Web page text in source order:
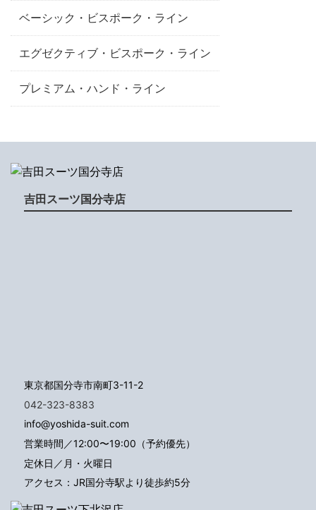
ベーシック・ビスポーク・ライン
エグゼクティブ・ビスポーク・ライン
プレミアム・ハンド・ライン
吉田スーツ国分寺店
東京都国分寺市南町3-11-2
042-323-8383
info@yoshida-suit.com
営業時間／12:00〜19:00（予約優先）
定休日／月・火曜日
アクセス：JR国分寺駅より徒歩約5分